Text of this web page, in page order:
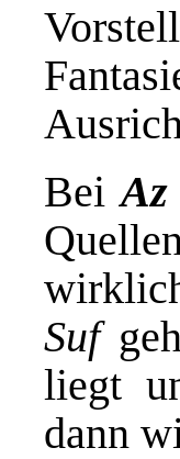
Bei
Suf
liegt
dann